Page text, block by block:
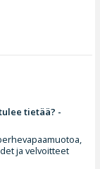
tietää? -
ja velvoitteet